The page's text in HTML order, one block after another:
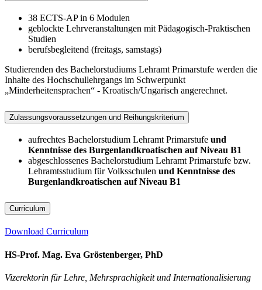
38 ECTS-AP in 6 Modulen
geblockte Lehrveranstaltungen mit Pädagogisch-Praktischen
Studien
berufsbegleitend (freitags, samstags)
Studierenden des Bachelorstudiums Lehramt Primarstufe werden die
Inhalte des Hochschullehrgangs im Schwerpunkt
„Minderheitensprachen“ - Kroatisch/Ungarisch angerechnet.
Zulassungsvoraussetzungen und Reihungskriterium
aufrechtes Bachelorstudium Lehramt Primarstufe und
Kenntnisse des Burgenlandkroatischen auf Niveau B1
abgeschlossenes Bachelorstudium Lehramt Primarstufe bzw.
Lehramtsstudium für Volksschulen und Kenntnisse des
Burgenlandkroatischen auf Niveau B1
Curriculum
Download Curriculum
HS-Prof. Mag. Eva Gröstenberger, PhD
Vizerektorin für Lehre, Mehrsprachigkeit und Internationalisierung